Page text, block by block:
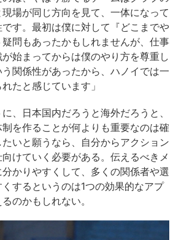
現場が同じ方向を見て、一体になって
す。最初は僕に対して『どこまでや
問もあったかもしれませんが、仕事
始まってからは僕のやり方を尊重し
関係性があったから、ハノイでは一
たと感じています」
、日本国内だろうと海外だろうと、
を作ることが何よりも重要なのは確
いと願うなら、自分からアクション
けていく必要がある。伝えるべきメ
かりやすくして、多くの関係者や選
するというのは1つの効果的なアプ
のかもしれない。